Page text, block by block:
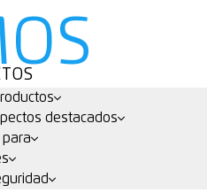
destacados
para